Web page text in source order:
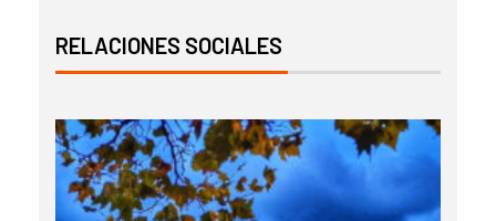
RELACIONES SOCIALES